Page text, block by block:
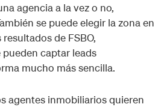
agencia a la vez o no,
se puede elegir la zona en
de FSBO,
captar leads
mucho más sencilla.
agentes inmobiliarios quieren